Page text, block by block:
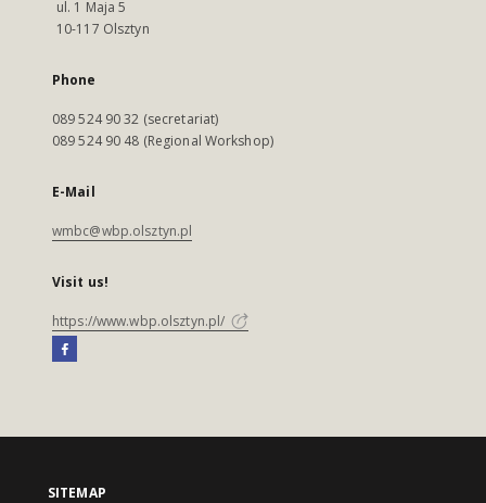
ul. 1 Maja 5
10-117 Olsztyn
Phone
089 524 90 32 (secretariat)
089 524 90 48 (Regional Workshop)
E-Mail
wmbc@wbp.olsztyn.pl
Visit us!
https://www.wbp.olsztyn.pl/
SITEMAP